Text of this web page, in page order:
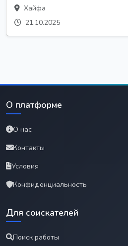
Хайфа
21.10.2025
О платформе
О нас
Контакты
Условия
Конфиденциальность
Для соискателей
Поиск работы